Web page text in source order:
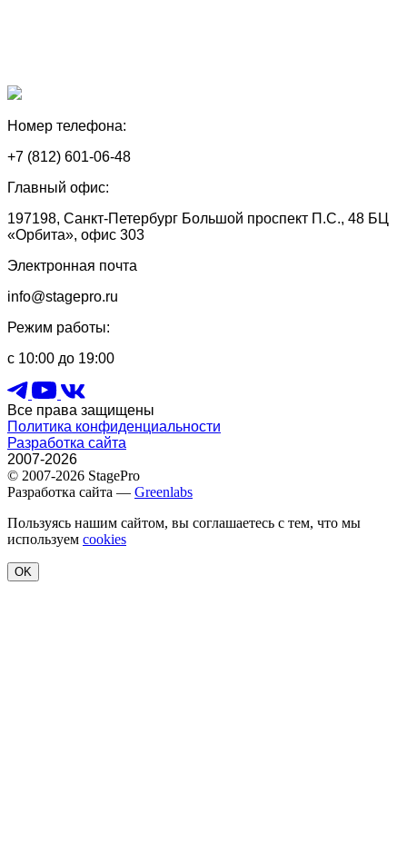
Номер телефона:
+7 (812) 601-06-48
Главный офис:
197198, Санкт-Петербург Большой проспект П.С., 48 БЦ
«Орбита», офис 303
Электронная почта
info@stagepro.ru
Режим работы:
с 10:00 до 19:00
Все права защищены
Политика конфиденциальности
Разработка сайта
2007-2026
© 2007-2026 StagePro
Разработка сайта — Greenlabs
Пользуясь нашим сайтом, вы соглашаетесь с тем, что мы
используем cookies
OK